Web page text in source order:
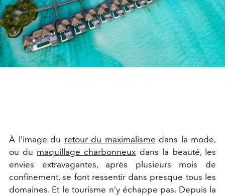
À l’image du retour du maximalisme dans la mode,
ou du maquillage charbonneux dans la beauté, les
envies extravagantes, après plusieurs mois de
confinement, se font ressentir dans presque tous les
domaines. Et le tourisme n’y échappe pas. Depuis la